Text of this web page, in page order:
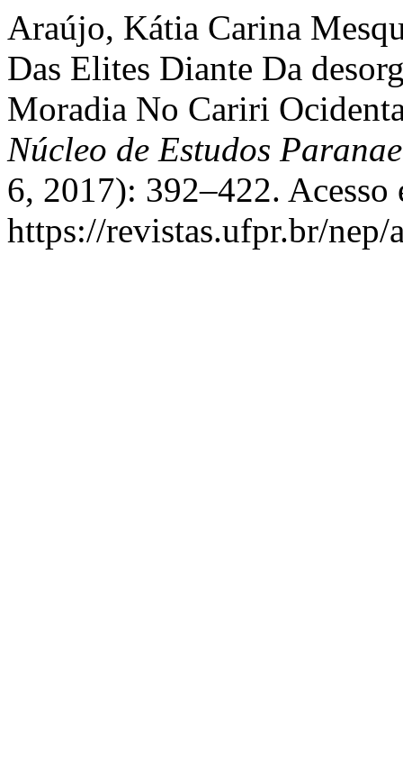
Araújo, Kátia Carina
Das Elites Diante Da
Moradia No Cariri
Núcleo de Estudos
6, 2017): 392–422. Acesso
https://revistas.ufpr.br/